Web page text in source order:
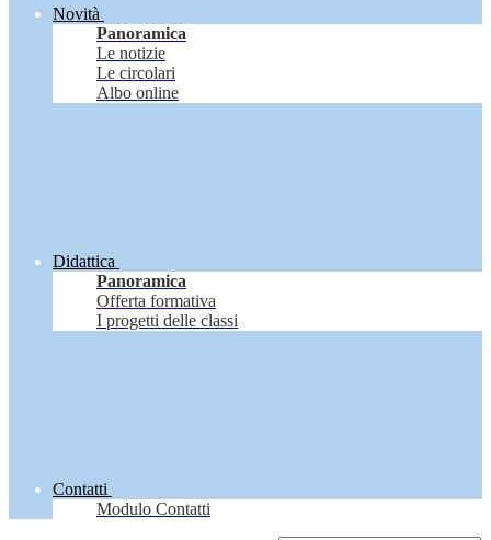
Novità
Panoramica
Le notizie
Le circolari
Albo online
Didattica
Panoramica
Offerta formativa
I progetti delle classi
Contatti
Modulo Contatti